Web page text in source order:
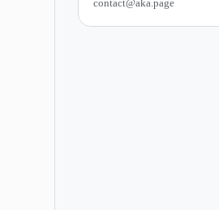
contact@aka.page